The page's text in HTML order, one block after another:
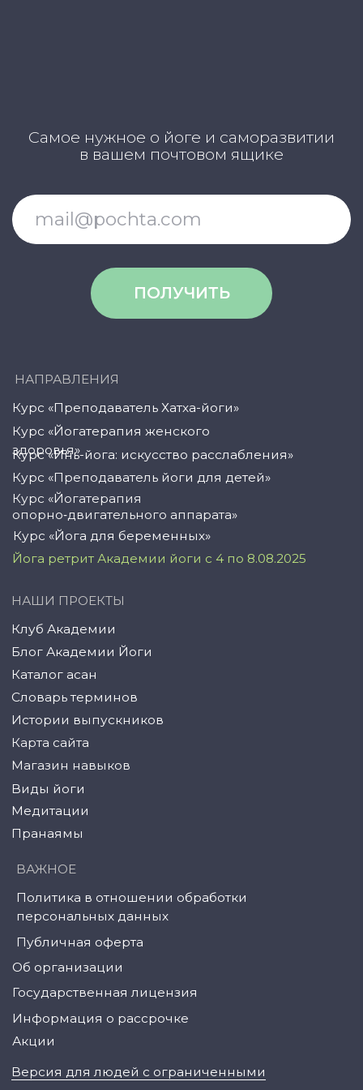
+7 (958) 100 12 27
вн.тер.г. муниципальный округ Марфино
Гостиничная ул, д. 5, помещ. 1/1
персональных данных
Публичная оферта
Версия для людей с ограниченными
Информация о рассрочке
Акции